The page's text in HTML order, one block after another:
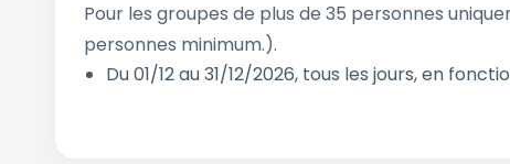
Pour les groupes de plus de 35 personnes
personnes minimum.).
Du 01/12 au 31/12/2026, tous les jours, en